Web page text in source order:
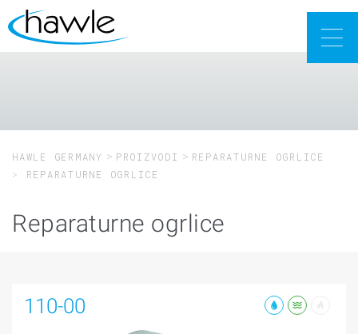
HAWLE GERMANY PROIZVODI
REPARATURNE OGRLICE
REPARATURNE OGRLICE
Reparaturne ogrlice
110-00